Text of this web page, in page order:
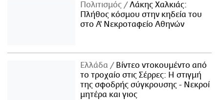
Πολιτισμός
Λάκης Χαλκιάς:
Πλήθος κόσμου στην κηδεία του
στο Α' Νεκροταφείο Αθηνών
Ελλάδα
Βίντεο ντοκουμέντο από
το τροχαίο στις Σέρρες: Η στιγμή
της σφοδρής σύγκρουσης - Νεκροί
μητέρα και γιος